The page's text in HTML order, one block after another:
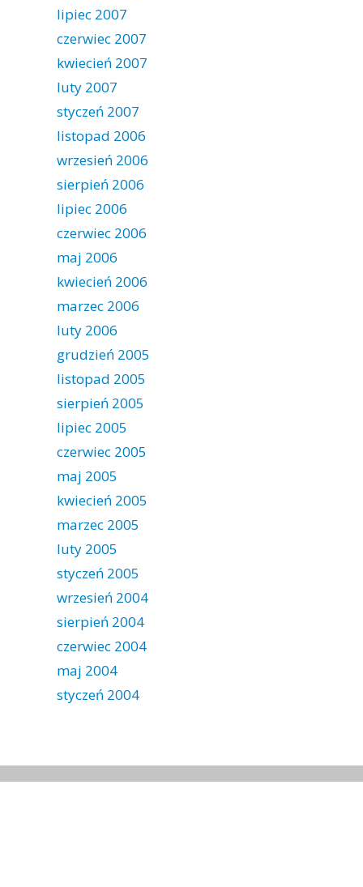
lipiec 2007
czerwiec 2007
kwiecień 2007
luty 2007
styczeń 2007
listopad 2006
wrzesień 2006
sierpień 2006
lipiec 2006
czerwiec 2006
maj 2006
kwiecień 2006
marzec 2006
luty 2006
grudzień 2005
listopad 2005
sierpień 2005
lipiec 2005
czerwiec 2005
maj 2005
kwiecień 2005
marzec 2005
luty 2005
styczeń 2005
wrzesień 2004
sierpień 2004
czerwiec 2004
maj 2004
styczeń 2004